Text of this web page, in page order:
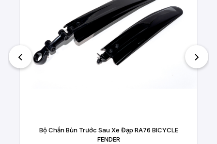
Bộ Chắn Bùn Trước Sau Xe Đạp RA76 BICYCLE
FENDER